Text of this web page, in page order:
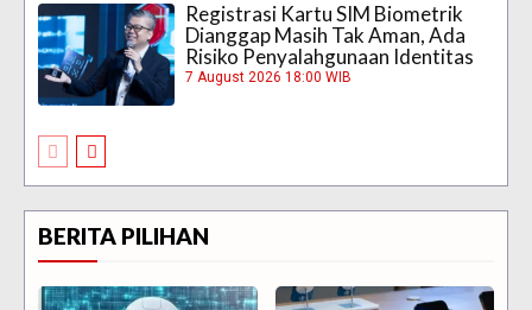
Registrasi Kartu SIM Biometrik
Dianggap Masih Tak Aman, Ada
Risiko Penyalahgunaan Identitas
7 August 2026 18:00 WIB
BERITA PILIHAN